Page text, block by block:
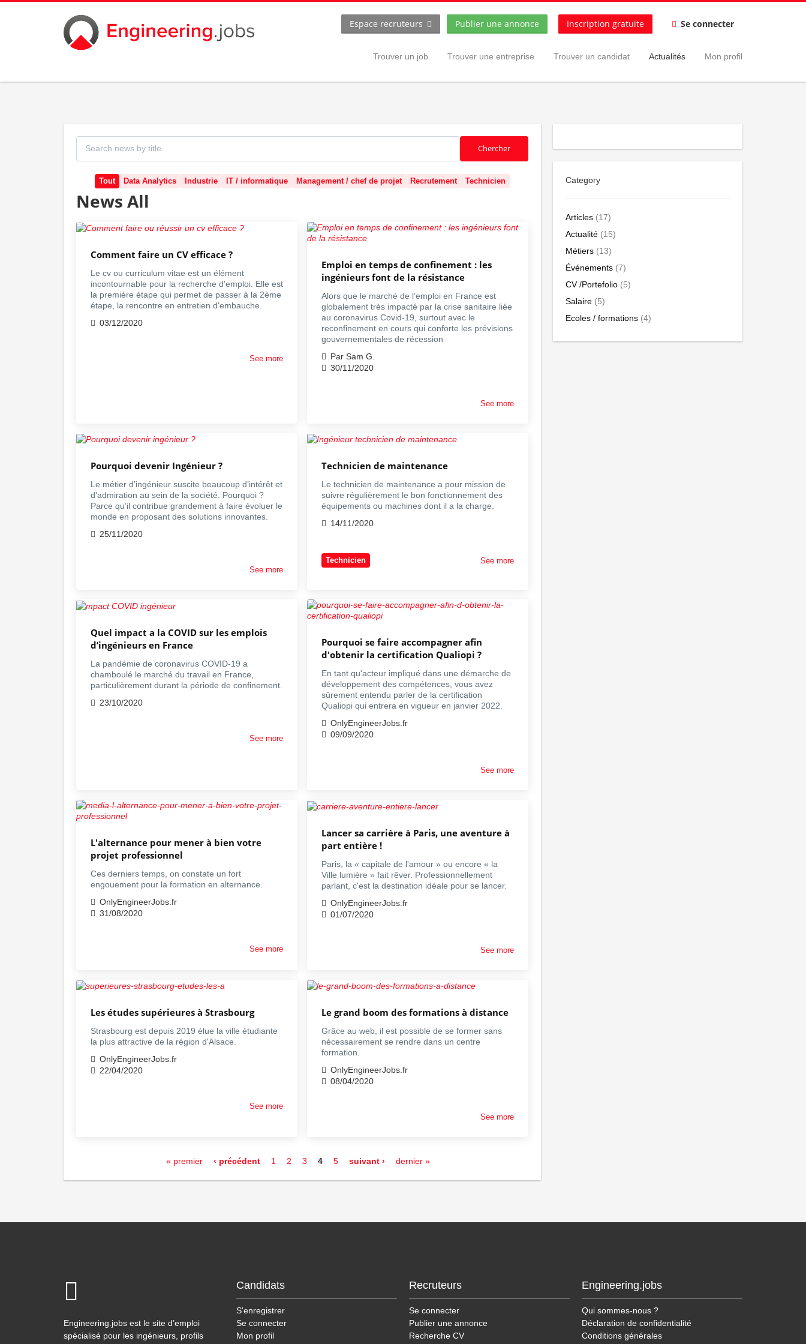
Trouver un job Trouver une entreprise Trouver un candidat Actualités Mon profil
Espace recruteurs Publier une annonce Inscription gratuite Se connecter
Chercher
Tout Data Analytics Industrie IT / informatique Management / chef de projet Recrutement Technicien
News All
Comment faire un CV efficace ?
Le cv ou curriculum vitae est un élément
incontournable pour la recherche d'emploi. Elle est
la première étape qui permet de passer à la 2ème
étape, la rencontre en entretien d'embauche.
03/12/2020
See more
Emploi en temps de confinement : les
ingénieurs font de la résistance
Alors que le marché de l’emploi en France est
globalement très impacté par la crise sanitaire liée
au coronavirus Covid-19, surtout avec le
reconfinement en cours qui conforte les prévisions
gouvernementales de récession
Par Sam G.
30/11/2020
See more
Pourquoi devenir Ingénieur ?
Le métier d’ingénieur suscite beaucoup d’intérêt et
d’admiration au sein de la société. Pourquoi ?
Parce qu’il contribue grandement à faire évoluer le
monde en proposant des solutions innovantes.
25/11/2020
See more
Technicien de maintenance
Le technicien de maintenance a pour mission de
suivre régulièrement le bon fonctionnement des
équipements ou machines dont il a la charge.
14/11/2020
Technicien See more
Quel impact a la COVID sur les emplois
d’ingénieurs en France
La pandémie de coronavirus COVID-19 a
chamboulé le marché du travail en France,
particulièrement durant la période de confinement.
23/10/2020
See more
Pourquoi se faire accompagner afin
d'obtenir la certification Qualiopi ?
En tant qu'acteur impliqué dans une démarche de
développement des compétences, vous avez
sûrement entendu parler de la certification
Qualiopi qui entrera en vigueur en janvier 2022.
OnlyEngineerJobs.fr
09/09/2020
See more
L'alternance pour mener à bien votre
projet professionnel
Ces derniers temps, on constate un fort
engouement pour la formation en alternance.
OnlyEngineerJobs.fr
31/08/2020
See more
Lancer sa carrière à Paris, une aventure à
part entière !
Paris, la « capitale de l'amour » ou encore « la
Ville lumière » fait rêver. Professionnellement
parlant, c'est la destination idéale pour se lancer.
OnlyEngineerJobs.fr
01/07/2020
See more
Les études supérieures à Strasbourg
Strasbourg est depuis 2019 élue la ville étudiante
la plus attractive de la région d'Alsace.
OnlyEngineerJobs.fr
22/04/2020
See more
Le grand boom des formations à distance
Grâce au web, il est possible de se former sans
nécessairement se rendre dans un centre
formation.
OnlyEngineerJobs.fr
08/04/2020
See more
« premier ‹ précédent 1 2 3 4 5 suivant › dernier »
Category
Articles (17)
Actualité (15)
Métiers (13)
Événements (7)
CV /Portefolio (5)
Salaire (5)
Ecoles / formations (4)
Engineering.jobs est le site d’emploi
spécialisé pour les ingénieurs, profils
Candidats
S'enregistrer
Se connecter
Mon profil
Recruteurs
Se connecter
Publier une annonce
Recherche CV
Engineering.jobs
Qui sommes-nous ?
Déclaration de confidentialité
Conditions générales